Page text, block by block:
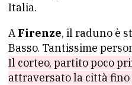
Italia.
A Firenze, il raduno è
Basso. Tantissime
Il corteo, partito poco
attraversato la città fino